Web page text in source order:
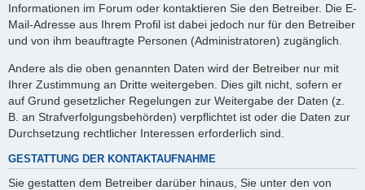
Informationen im Forum oder kontaktieren Sie den Betreiber. Die E-
Mail-Adresse aus Ihrem Profil ist dabei jedoch nur für den Betreiber
und von ihm beauftragte Personen (Administratoren) zugänglich.
Andere als die oben genannten Daten wird der Betreiber nur mit
Ihrer Zustimmung an Dritte weitergeben. Dies gilt nicht, sofern er
auf Grund gesetzlicher Regelungen zur Weitergabe der Daten (z.
B. an Strafverfolgungsbehörden) verpflichtet ist oder die Daten zur
Durchsetzung rechtlicher Interessen erforderlich sind.
GESTATTUNG DER KONTAKTAUFNAHME
Sie gestatten dem Betreiber darüber hinaus, Sie unter den von